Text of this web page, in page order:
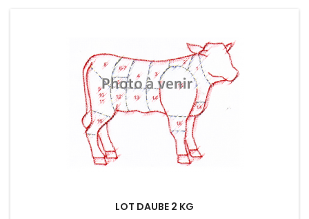
LOT DAUBE 2 KG